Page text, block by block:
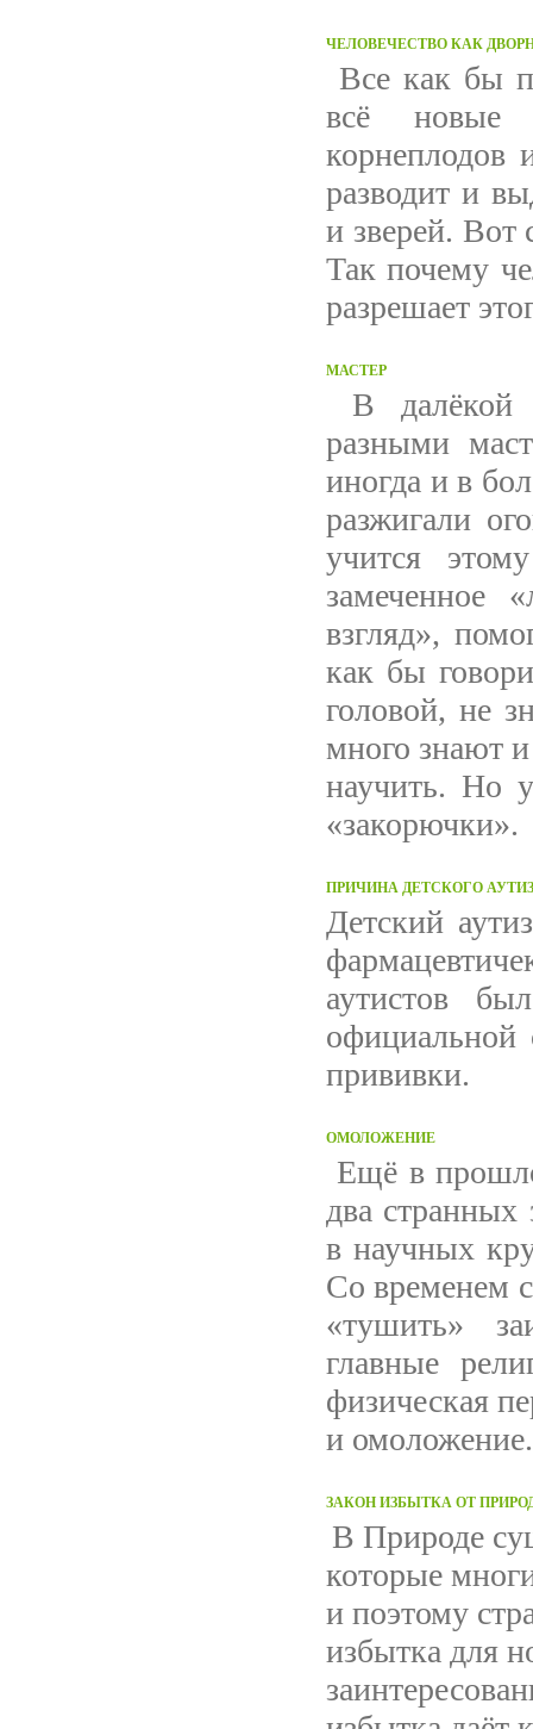
ЧЕЛОВЕЧЕСТВО КАК
Все как бы
всё новые
корнеплодов
разводит и
и зверей. Вот
Так почему
разрешает
МАСТЕР
В далёкой
разными
иногда и в
разжигали
учится
замеченное
взгляд»,
как бы
головой, не
много знают
научить. Но
«закорючки».
ПРИЧИНА ДЕТСКОГО
Детский
аутистов
официальной
прививки.
ОМОЛОЖЕНИЕ
Ещё в
два странных
в научных
Со временем
«тушить»
главные
физическая
и омоложение.
ЗАКОН ИЗБЫТКА ОТ
В Природе
которые
и поэтому
избытка для